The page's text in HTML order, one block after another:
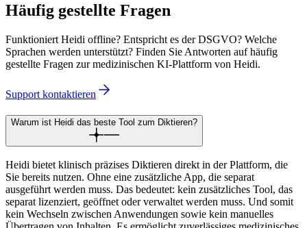
Häufig gestellte Fragen
Funktioniert Heidi offline? Entspricht es der DSGVO? Welche
Sprachen werden unterstützt? Finden Sie Antworten auf häufig
gestellte Fragen zur medizinischen KI-Plattform von Heidi.
Support kontaktieren
Warum ist Heidi das beste Tool zum Diktieren?
Heidi bietet klinisch präzises Diktieren direkt in der Plattform, die
Sie bereits nutzen. Ohne eine zusätzliche App, die separat
ausgeführt werden muss. Das bedeutet: kein zusätzliches Tool, das
separat lizenziert, geöffnet oder verwaltet werden muss. Und somit
kein Wechseln zwischen Anwendungen sowie kein manuelles